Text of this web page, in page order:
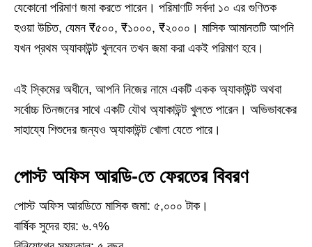
যেকোনো পরিমাণ জমা করতে পারেন। পরিমাণটি সর্বদা ১০ এর গুণিতক
হওয়া উচিত, যেমন ₹৫০০, ₹১০০০, ₹২০০০। মাসিক আমানতটি আপনি
যখন প্রথম অ্যাকাউন্ট খুলবেন তখন জমা করা একই পরিমাণ হবে।
এই স্কিমের অধীনে, আপনি নিজের নামে একটি একক অ্যাকাউন্ট অথবা
সর্বোচ্চ তিনজনের সাথে একটি যৌথ অ্যাকাউন্ট খুলতে পারেন। অভিভাবকের
সাহায্যে শিশুদের জন্যও অ্যাকাউন্ট খোলা যেতে পারে।
পোস্ট অফিস আরডি-তে ফেরতের বিবরণ
পোস্ট অফিস আরডিতে মাসিক জমা: ৫,০০০ টাক।
বার্ষিক সুদের হার: ৬.৭%